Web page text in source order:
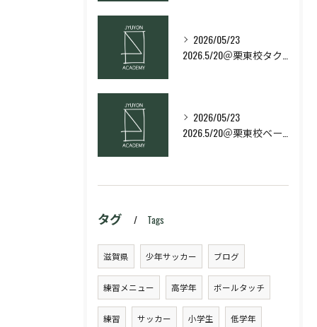
2026/05/23
2026/05/23
タグ Tags
滋賀県 少年サッカー ブログ
練習メニュー 高学年 ボールタッチ
練習 サッカー 小学生 低学年